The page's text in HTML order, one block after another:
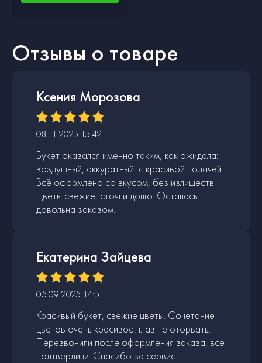
Отзывы о товаре
Ксения Морозова
08.11.2025 15:42
Букет оказался именно таким, как ожидала:
воздушный, аккуратный, с красивой подачей.
Всё оформлено со вкусом, без излишеств.
Цветы свежие, стояли долго. Осталась
довольна заказом.
Екатерина Зайцева
05.09.2025 14:51
Красивый букет, свежие цветы. Сочетание
цветов очень красивое, глаз не оторвать.
Перезвонили после оформления заказа, всё
подтвердили. Спасибо за сервис.